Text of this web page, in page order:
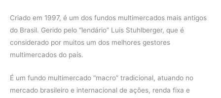
Criado em 1997, é um dos fundos multimercados mais antigos
do Brasil. Gerido pelo “lendário” Luis Stuhlberger, que é
considerado por muitos um dos melhores gestores
multimercados do país.
É um fundo multimercado “macro” tradicional, atuando no
mercado brasileiro e internacional de ações, renda fixa e